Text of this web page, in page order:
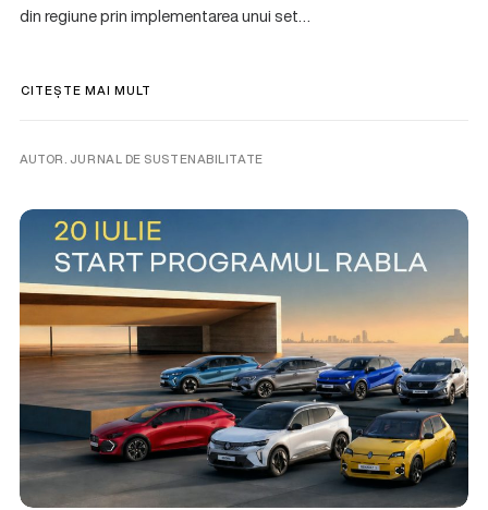
din regiune prin implementarea unui set…
CITEȘTE MAI MULT
AUTOR. JURNAL DE SUSTENABILITATE